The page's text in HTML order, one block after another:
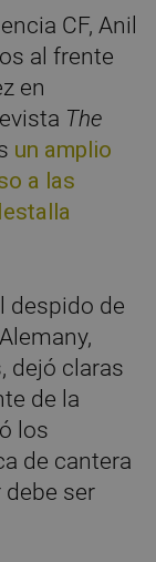
CF, Anil
al frente
en
The
un amplio
a las
despido de
dejó claras
de la
los
de cantera
debe ser